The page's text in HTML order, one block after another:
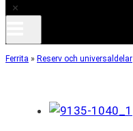
×
Ferrita » Reserv och universaldelar